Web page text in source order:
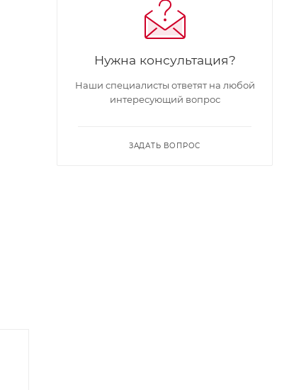
Нужна консультация?
Наши специалисты ответят на любой
интересующий вопрос
ЗАДАТЬ ВОПРОС